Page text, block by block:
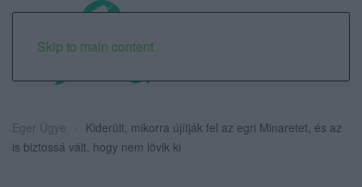
Skip to main content
Eger Ügye
Kiderült, mikorra újítják fel az egri Minaretet, és az
is biztossá vált, hogy nem lövik ki